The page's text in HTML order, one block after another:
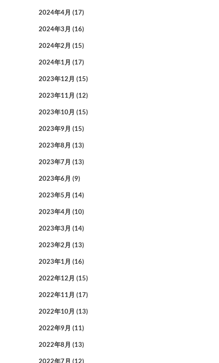
2024年4月 (17)
2024年3月 (16)
2024年2月 (15)
2024年1月 (17)
2023年12月 (15)
2023年11月 (12)
2023年10月 (15)
2023年9月 (15)
2023年8月 (13)
2023年7月 (13)
2023年6月 (9)
2023年5月 (14)
2023年4月 (10)
2023年3月 (14)
2023年2月 (13)
2023年1月 (16)
2022年12月 (15)
2022年11月 (17)
2022年10月 (13)
2022年9月 (11)
2022年8月 (13)
2022年7月 (12)